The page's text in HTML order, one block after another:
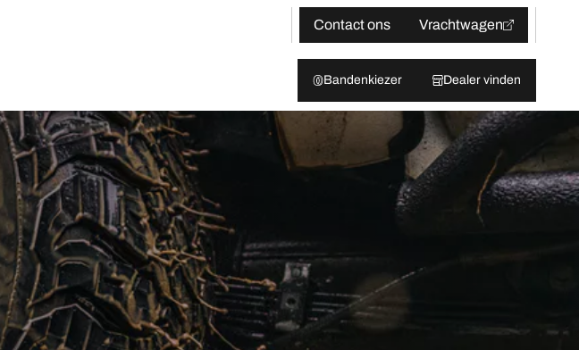
Contact ons
Vrachtwagen
Bandenkiezer Dealer vinden